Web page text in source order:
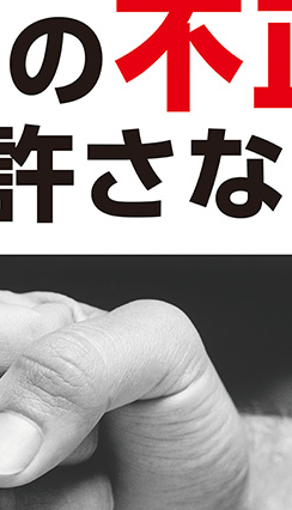
生
協
フ
ァ
マ
ズ
＆
キ
ッ
ズ
フ